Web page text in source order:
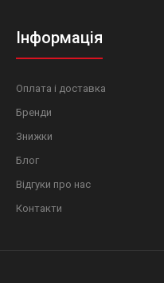
Інформація
Оплата і доставка
Бренди
Знижки
Блог
Відгуки про нас
Контакти